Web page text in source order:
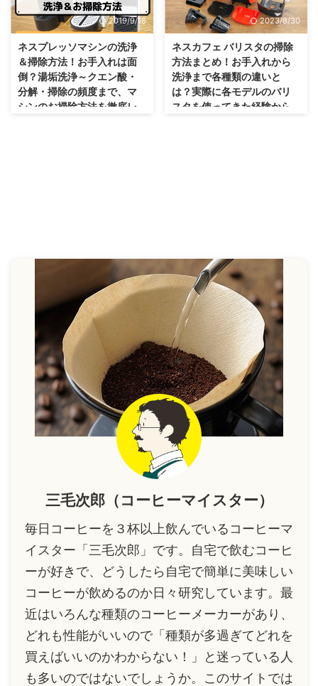
2019/9/16
ネスプレッソマシンの洗浄
＆掃除方法！お手入れは面
倒？湯垢洗浄～クエン酸・
分解・掃除の頻度まで、マ
シンのお掃除方法を徹底レ
2023/8/30
ネスカフェ バリスタの掃除
方法まとめ！お手入れから
洗浄まで各種類の違いと
は？実際に各モデルのバリ
スタを使ってきた経験から
三毛次郎（コーヒーマイスター）
毎日コーヒーを３杯以上飲んでいるコーヒーマ
イスター「三毛次郎」です。自宅で飲むコーヒ
ーが好きで、どうしたら自宅で簡単に美味しい
コーヒーが飲めるのか日々研究しています。最
近はいろんな種類のコーヒーメーカーがあり、
どれも性能がいいので「種類が多過ぎてどれを
買えばいいのかわからない！」と迷っている人
も多いのではないでしょうか。このサイトでは